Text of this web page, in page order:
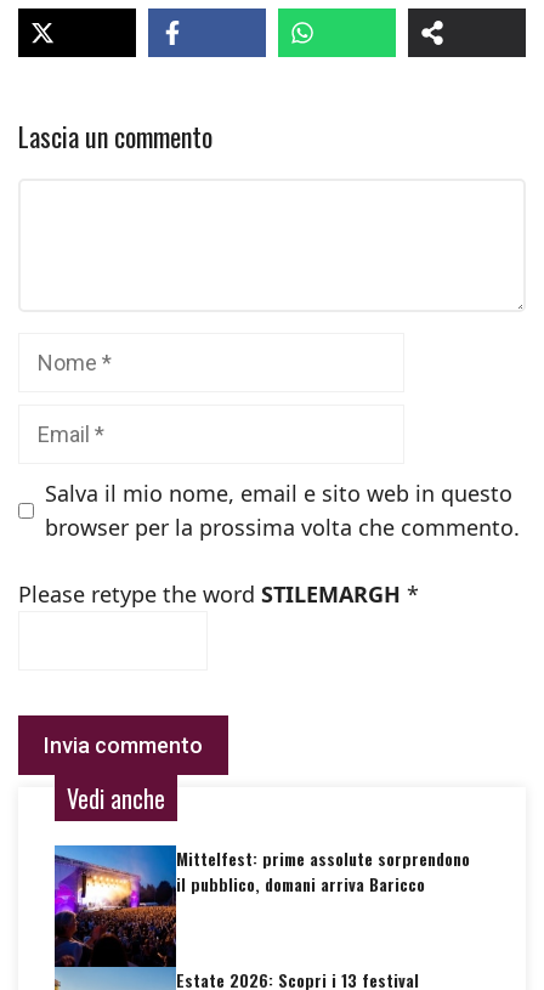
Lascia un commento
Salva il mio nome, email e sito web in questo
browser per la prossima volta che commento.
Please retype the word STILEMARGH *
Vedi anche
Mittelfest: prime assolute sorprendono
il pubblico, domani arriva Baricco
Estate 2026: Scopri i 13 festival